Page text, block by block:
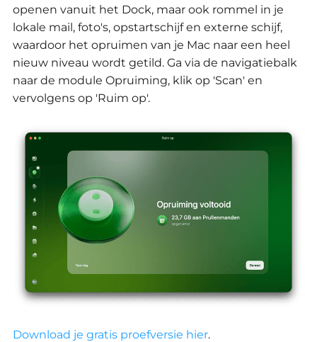
openen vanuit het Dock, maar ook rommel in je
lokale mail, foto's, opstartschijf en externe schijf,
waardoor het opruimen van je Mac naar een heel
nieuw niveau wordt getild. Ga via de navigatiebalk
naar de module Opruiming, klik op 'Scan' en
vervolgens op 'Ruim op'.
Download je gratis proefversie hier.